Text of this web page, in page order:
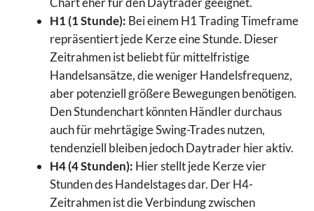
H1 (1 Stunde): Bei einem H1 Trading Timeframe
repräsentiert jede Kerze eine Stunde. Dieser
Zeitrahmen ist beliebt für mittelfristige
Handelsansätze, die weniger Handelsfrequenz,
aber potenziell größere Bewegungen benötigen.
Den Stundenchart könnten Händler durchaus
auch für mehrtägige Swing-Trades nutzen,
tendenziell bleiben jedoch Daytrader hier aktiv.
H4 (4 Stunden): Hier stellt jede Kerze vier
Stunden des Handelstages dar. Der H4-
Zeitrahmen ist die Verbindung zwischen